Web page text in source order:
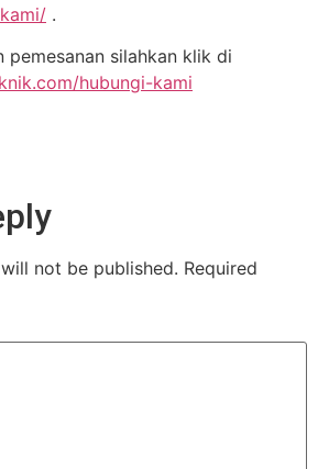
.
pemesanan silahkan klik di
hubungi-kami
not be published. Required